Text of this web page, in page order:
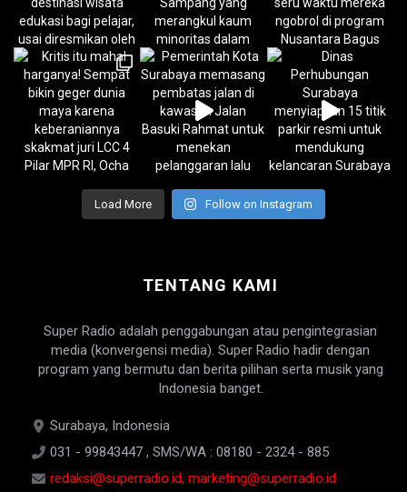
Load More Follow on Instagram
TENTANG KAMI
Super Radio adalah penggabungan atau pengintegrasian
media (konvergensi media). Super Radio hadir dengan
program yang bermutu dan berita pilihan serta musik yang
Indonesia banget.
Surabaya, Indonesia
031 - 99843447 , SMS/WA : 08180 - 2324 - 885
redaksi@superradio.id, marketing@superradio.id